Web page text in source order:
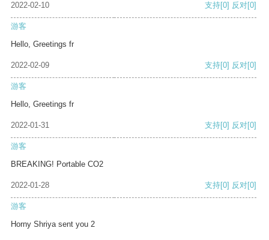
2022-02-10 支持[0] 反对[0]
游客
Hello, Greetings fr
2022-02-09 支持[0] 反对[0]
游客
Hello, Greetings fr
2022-01-31 支持[0] 反对[0]
游客
BREAKING! Portable CO2
2022-01-28 支持[0] 反对[0]
游客
Horny Shriya sent you 2